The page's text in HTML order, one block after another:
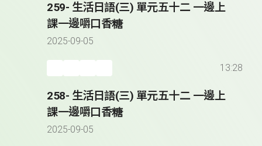
259- 生活日語(三) 單元五十二 一邊上
課一邊嚼口香糖
2025-09-05
13:28
258- 生活日語(三) 單元五十二 一邊上
課一邊嚼口香糖
2025-09-05